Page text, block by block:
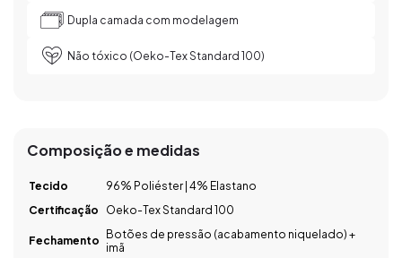
Dupla camada com modelagem
Não tóxico (Oeko-Tex Standard 100)
Composição e medidas
Tecido
96% Poliéster | 4% Elastano
Certificação
Oeko-Tex Standard 100
Fechamento
Botões de pressão (acabamento niquelado) +
imã